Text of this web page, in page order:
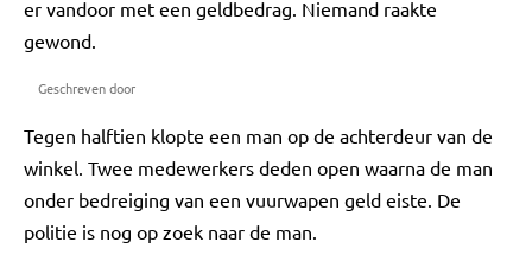
er vandoor met een geldbedrag. Niemand raakte
gewond.
Geschreven door
Tegen halftien klopte een man op de achterdeur van de
winkel. Twee medewerkers deden open waarna de man
onder bedreiging van een vuurwapen geld eiste. De
politie is nog op zoek naar de man.